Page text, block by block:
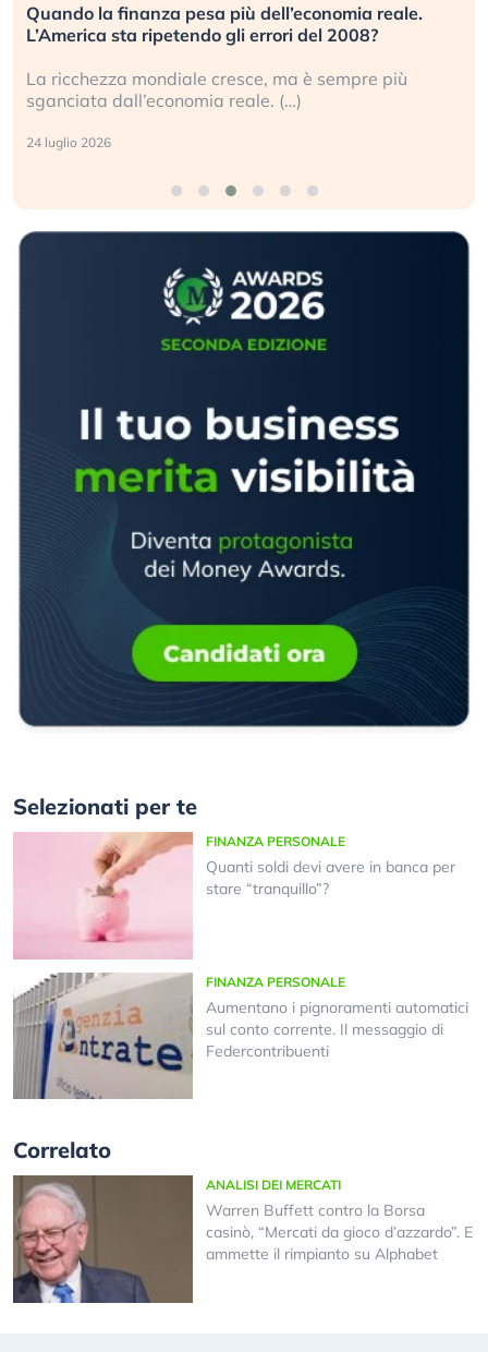
Quando la finanza pesa più dell’economia reale.
L’America sta ripetendo gli errori del 2008?
La ricchezza mondiale cresce, ma è sempre più
sganciata dall’economia reale. (…)
24 luglio 2026
Selezionati per te
FINANZA PERSONALE
Quanti soldi devi avere in banca per
stare “tranquillo”?
FINANZA PERSONALE
Aumentano i pignoramenti automatici
sul conto corrente. Il messaggio di
Federcontribuenti
Correlato
ANALISI DEI MERCATI
Warren Buffett contro la Borsa
casinò, “Mercati da gioco d’azzardo”. E
ammette il rimpianto su Alphabet